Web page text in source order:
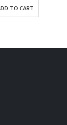
TO CART